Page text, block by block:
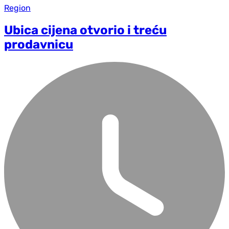
Region
Ubica cijena otvorio i treću
prodavnicu